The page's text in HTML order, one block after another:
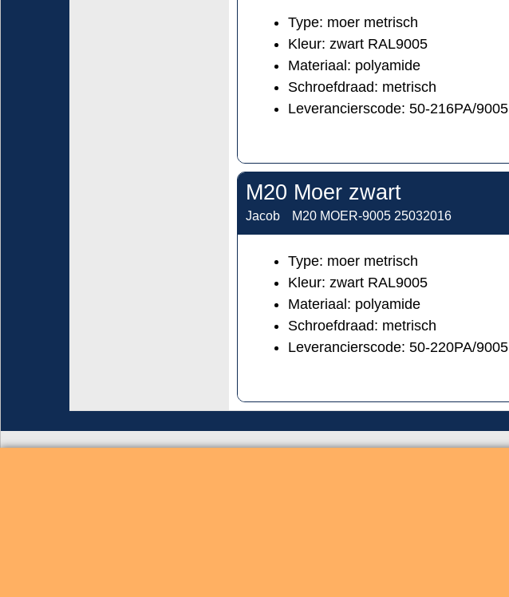
Type: moer metrisch
Kleur: zwart RAL9005
Materiaal: polyamide
Schroefdraad: metrisch
Leverancierscode: 50-216PA/9005
M20 Moer zwart
Jacob M20 MOER-9005 25032016
Type: moer metrisch
Kleur: zwart RAL9005
Materiaal: polyamide
Schroefdraad: metrisch
Leverancierscode: 50-220PA/9005